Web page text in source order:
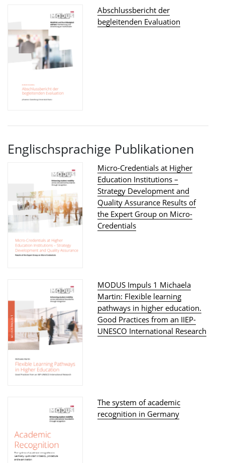
Abschlussbericht der
begleitenden Evaluation
Englischsprachige Publikationen
Micro-Credentials at Higher
Education Institutions –
Strategy Development and
Quality Assurance Results of
the Expert Group on Micro-
Credentials
MODUS Impuls 1 Michaela
Martin: Flexible learning
pathways in higher education.
Good Practices from an IIEP-
UNESCO International Research
The system of academic
recognition in Germany